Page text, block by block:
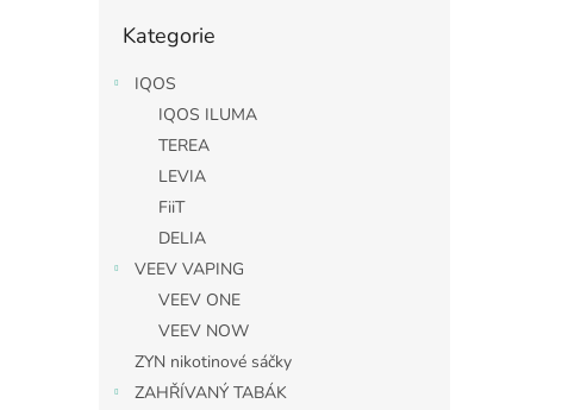
kategorie
Kategorie
IQOS
IQOS ILUMA
TEREA
LEVIA
FiiT
DELIA
VEEV VAPING
VEEV ONE
VEEV NOW
ZYN nikotinové sáčky
ZAHŘÍVANÝ TABÁK